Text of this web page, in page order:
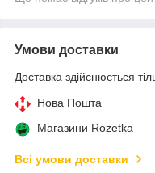
Умови доставки
Доставка здійснюється
Нова Пошта
Магазини Rozetka
Всі умови доставки